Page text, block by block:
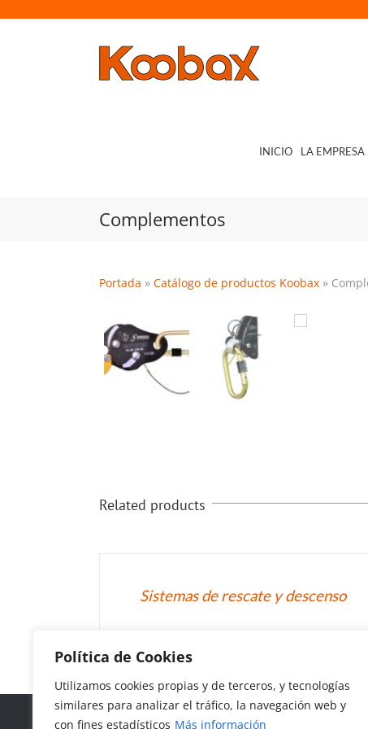
Política de Cookies
Utilizamos cookies propias y de terceros, y tecnologías
similares para analizar el tráfico, la navegación web y
con fines estadísticos Más información
INICIO LA EMPRESA
Complementos
Portada » Catálogo de productos Koobax »
Related products
Sistemas de rescate y descenso
© Copyright 2018-